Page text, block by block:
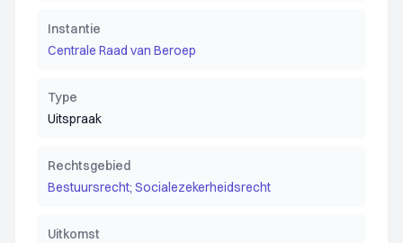
Instantie
Centrale Raad van Beroep
Type
Uitspraak
Rechtsgebied
Bestuursrecht; Socialezekerheidsrecht
Uitkomst